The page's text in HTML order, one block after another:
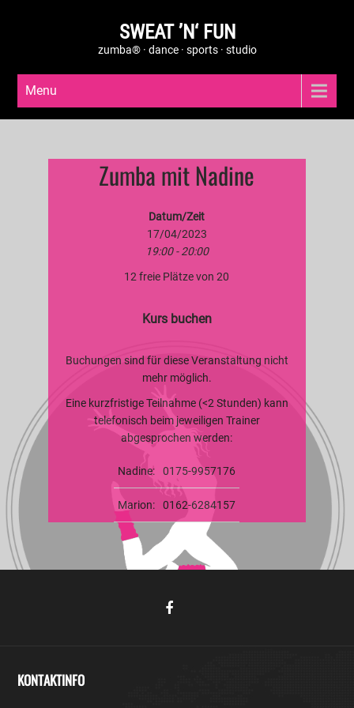
SWEAT ’N‘ FUN
zumba® · dance · sports · studio
Menu
Zumba mit Nadine
Datum/Zeit
17/04/2023
19:00 - 20:00
12 freie Plätze von 20
Kurs buchen
Buchungen sind für diese Veranstaltung nicht
mehr möglich.
Eine kurzfristige Teilnahme (<2 Stunden) kann
telefonisch beim jeweiligen Trainer
abgesprochen werden:
Nadine: 0175-9957176
Marion: 0162-6284157
KONTAKTINFO